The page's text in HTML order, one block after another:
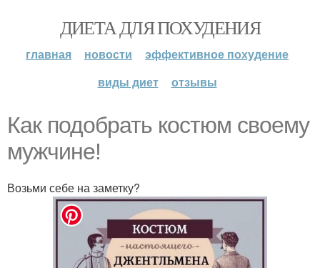
ДИЕТА ДЛЯ ПОХУДЕНИЯ
главная новости
эффективное похудение
виды диет
отзывы
Как подобрать костюм своему
мужчине!
Возьми себе на заметку?